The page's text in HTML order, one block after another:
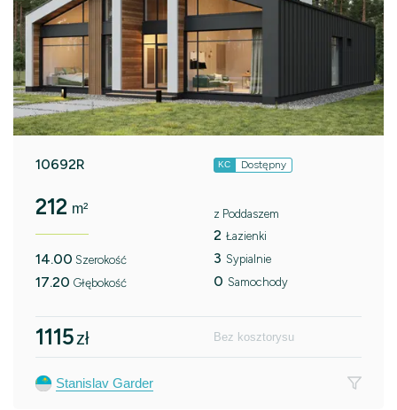
10692R KC Dostępny
212 m²
14.00 Szerokość
17.20 Głębokość
z Poddaszem
2 Łazienki
3 Sypialnie
0 Samochody
1115zł Bez kosztorysu
Stanislav Garder